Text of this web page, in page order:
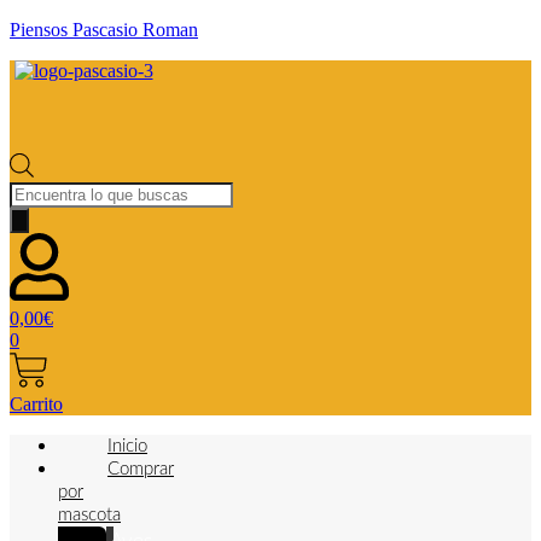
Piensos Pascasio Roman
Búsqueda
de
productos
0,00€
0
Carrito
Inicio
Comprar
por
mascota